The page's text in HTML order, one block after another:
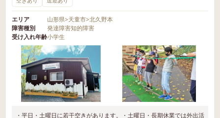
エリア 山形県>天童市>北久野本
障害種別
発達障害知的障害
受け入れ年齢小学生
・平日・土曜日に若干空きがあります。・土曜日・長期休業では外出活